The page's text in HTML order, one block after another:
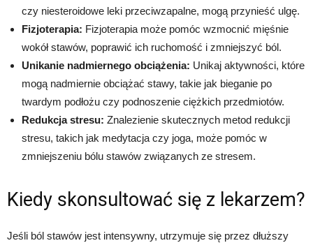
czy niesteroidowe leki przeciwzapalne, mogą przynieść ulgę.
Fizjoterapia: Fizjoterapia może pomóc wzmocnić mięśnie
wokół stawów, poprawić ich ruchomość i zmniejszyć ból.
Unikanie nadmiernego obciążenia: Unikaj aktywności, które
mogą nadmiernie obciążać stawy, takie jak bieganie po
twardym podłożu czy podnoszenie ciężkich przedmiotów.
Redukcja stresu: Znalezienie skutecznych metod redukcji
stresu, takich jak medytacja czy joga, może pomóc w
zmniejszeniu bólu stawów związanych ze stresem.
Kiedy skonsultować się z lekarzem?
Jeśli ból stawów jest intensywny, utrzymuje się przez dłuższy